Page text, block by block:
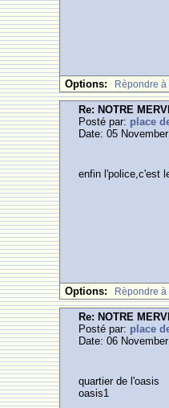
Options: Rèpondre
Re: NOTRE
Posté par: place
Date: 05
enfin l'police,c'est
Options: Rèpondre
Re: NOTRE
Posté par: place
Date: 06
quartier de l'oasis
oasis1